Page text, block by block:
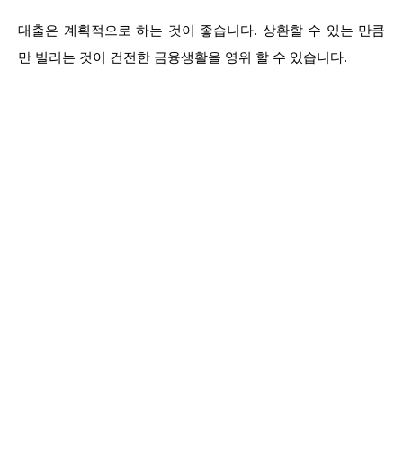
대출은 계획적으로 하는 것이 좋습니다. 상환할 수 있는 만큼
만 빌리는 것이 건전한 금융생활을 영위 할 수 있습니다.